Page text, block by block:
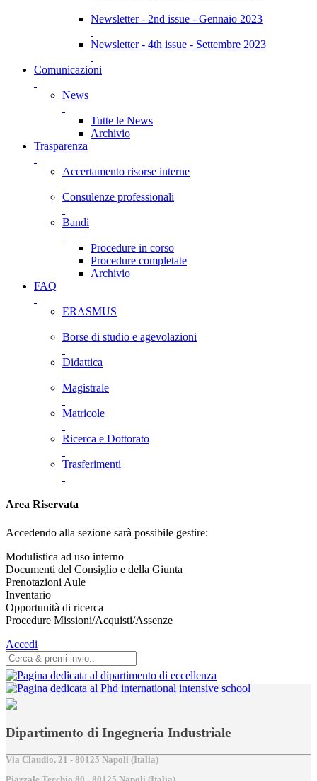
Newsletter - 2nd issue - Gennaio 2023
Newsletter - 4th issue - Settembre 2023
Comunicazioni
News
Tutte le News
Archivio
Trasparenza
Accertamento risorse interne
Consulenze professionali
Bandi
Procedure in corso
Procedure completate
Archivio
FAQ
ERASMUS
Borse di studio e agevolazioni
Didattica
Magistrale
Matricole
Ricerca e Dottorato
Trasferimenti
Area Riservata
Accedendo alla sezione sarà possibile gestire:
Modulistica ad uso interno
Documenti del Consiglio e della Giunta
Prenotazioni Aule
Inventario
Opportunità di ricerca
Procedure Missioni/Acquisti/Assenze
Accedi
Dipartimento di Ingegneria Industriale
Via Claudio, 21 - 80125 Napoli (Italia)